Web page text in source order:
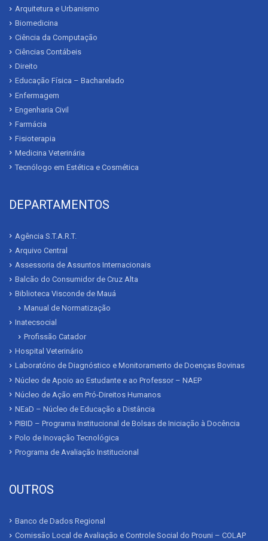
Arquitetura e Urbanismo
Biomedicina
Ciência da Computação
Ciências Contábeis
Direito
Educação Física – Bacharelado
Enfermagem
Engenharia Civil
Farmácia
Fisioterapia
Medicina Veterinária
Tecnólogo em Estética e Cosmética
DEPARTAMENTOS
Agência S.T.A.R.T.
Arquivo Central
Assessoria de Assuntos Internacionais
Balcão do Consumidor de Cruz Alta
Biblioteca Visconde de Mauá
Manual de Normatização
Inatecsocial
Profissão Catador
Hospital Veterinário
Laboratório de Diagnóstico e Monitoramento de Doenças Bovinas
Núcleo de Apoio ao Estudante e ao Professor – NAEP
Núcleo de Ação em Pró-Direitos Humanos
NEaD – Núcleo de Educação a Distância
PIBID – Programa Institucional de Bolsas de Iniciação à Docência
Polo de Inovação Tecnológica
Programa de Avaliação Institucional
OUTROS
Banco de Dados Regional
Comissão Local de Avaliação e Controle Social do Prouni – COLAP